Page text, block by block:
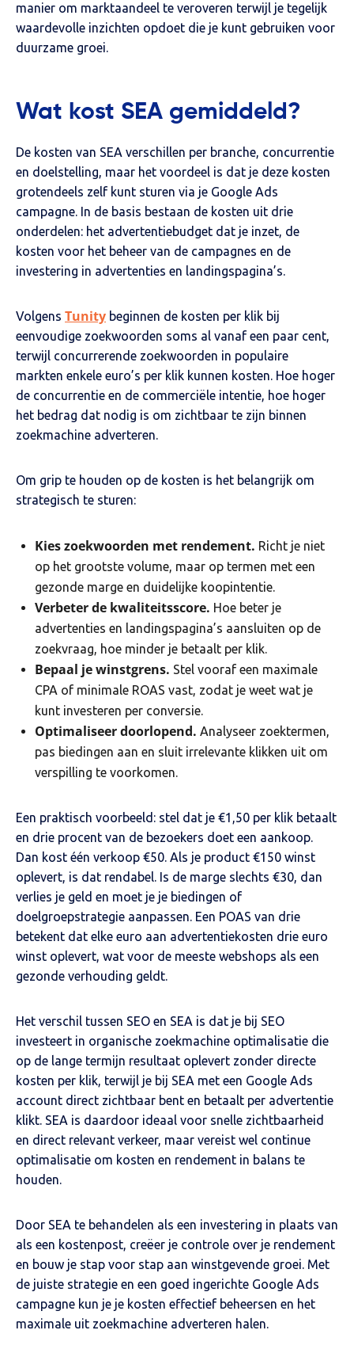
manier om marktaandeel te veroveren terwijl je tegelijk
waardevolle inzichten opdoet die je kunt gebruiken voor
duurzame groei.
Wat kost SEA gemiddeld?
De kosten van SEA verschillen per branche, concurrentie
en doelstelling, maar het voordeel is dat je deze kosten
grotendeels zelf kunt sturen via je Google Ads
campagne. In de basis bestaan de kosten uit drie
onderdelen: het advertentiebudget dat je inzet, de
kosten voor het beheer van de campagnes en de
investering in advertenties en landingspagina’s.
Volgens Tunity beginnen de kosten per klik bij
eenvoudige zoekwoorden soms al vanaf een paar cent,
terwijl concurrerende zoekwoorden in populaire
markten enkele euro’s per klik kunnen kosten. Hoe hoger
de concurrentie en de commerciële intentie, hoe hoger
het bedrag dat nodig is om zichtbaar te zijn binnen
zoekmachine adverteren.
Om grip te houden op de kosten is het belangrijk om
strategisch te sturen:
Kies zoekwoorden met rendement. Richt je niet
op het grootste volume, maar op termen met een
gezonde marge en duidelijke koopintentie.
Verbeter de kwaliteitsscore. Hoe beter je
advertenties en landingspagina’s aansluiten op de
zoekvraag, hoe minder je betaalt per klik.
Bepaal je winstgrens. Stel vooraf een maximale
CPA of minimale ROAS vast, zodat je weet wat je
kunt investeren per conversie.
Optimaliseer doorlopend. Analyseer zoektermen,
pas biedingen aan en sluit irrelevante klikken uit om
verspilling te voorkomen.
Een praktisch voorbeeld: stel dat je €1,50 per klik betaalt
en drie procent van de bezoekers doet een aankoop.
Dan kost één verkoop €50. Als je product €150 winst
oplevert, is dat rendabel. Is de marge slechts €30, dan
verlies je geld en moet je je biedingen of
doelgroepstrategie aanpassen. Een POAS van drie
betekent dat elke euro aan advertentiekosten drie euro
winst oplevert, wat voor de meeste webshops als een
gezonde verhouding geldt.
Het verschil tussen SEO en SEA is dat je bij SEO
investeert in organische zoekmachine optimalisatie die
op de lange termijn resultaat oplevert zonder directe
kosten per klik, terwijl je bij SEA met een Google Ads
account direct zichtbaar bent en betaalt per advertentie
klikt. SEA is daardoor ideaal voor snelle zichtbaarheid
en direct relevant verkeer, maar vereist wel continue
optimalisatie om kosten en rendement in balans te
houden.
Door SEA te behandelen als een investering in plaats van
als een kostenpost, creëer je controle over je rendement
en bouw je stap voor stap aan winstgevende groei. Met
de juiste strategie en een goed ingerichte Google Ads
campagne kun je je kosten effectief beheersen en het
maximale uit zoekmachine adverteren halen.